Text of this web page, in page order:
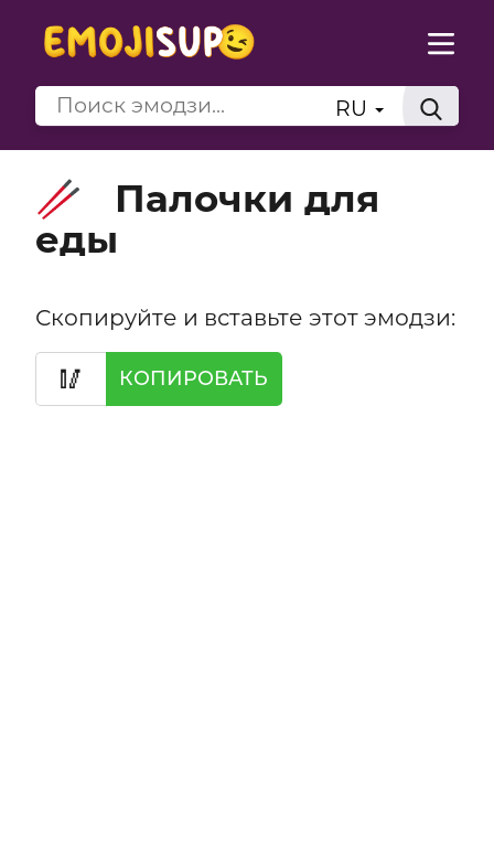
RU
🥢
Палочки для
еды
Скопируйте и вставьте этот эмодзи:
🥢 КОПИРОВАТЬ